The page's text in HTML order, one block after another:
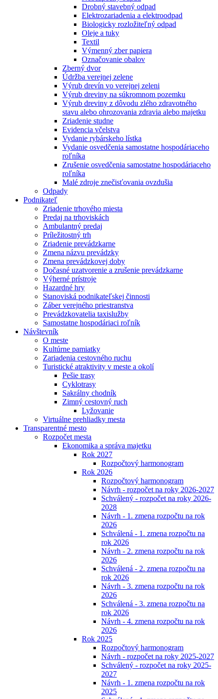
Drobný stavebný odpad
Elektrozariadenia a elektroodpad
Biologicky rozložiteľný odpad
Oleje a tuky
Textil
Výmenný zber papiera
Označovanie obalov
Zberný dvor
Údržba verejnej zelene
Výrub drevín vo verejnej zeleni
Výrub dreviny na súkromnom pozemku
Výrub dreviny z dôvodu zlého zdravotného
stavu alebo ohrozovania zdravia alebo majetku
Zriadenie studne
Evidencia včelstva
Vydanie rybárskeho lístka
Vydanie osvedčenia samostatne hospodáriaceho
roľníka
Zrušenie osvedčenia samostatne hospodáriaceho
roľníka
Malé zdroje znečisťovania ovzdušia
Odpady
Podnikateľ
Zriadenie trhového miesta
Predaj na trhoviskách
Ambulantný predaj
Príležitostný trh
Zriadenie prevádzkarne
Zmena názvu prevádzky
Zmena prevádzkovej doby
Dočasné uzatvorenie a zrušenie prevádzkarne
Výherné prístroje
Hazardné hry
Stanoviská podnikateľskej činnosti
Záber verejného priestranstva
Prevádzkovatelia taxislužby
Samostatne hospodáriaci roľník
Návštevník
O meste
Kultúrne pamiatky
Zariadenia cestovného ruchu
Turistické atraktivity v meste a okolí
Pešie trasy
Cyklotrasy
Sakrálny chodník
Zimný cestovný ruch
Lyžovanie
Virtuálne prehliadky mesta
Transparentné mesto
Rozpočet mesta
Ekonomika a správa majetku
Rok 2027
Rozpočtový harmonogram
Rok 2026
Rozpočtový harmonogram
Návrh - rozpočet na roky 2026-2027
Schválený - rozpočet na roky 2026-
2028
Návrh - 1. zmena rozpočtu na rok
2026
Schválená - 1. zmena rozpočtu na
rok 2026
Návrh - 2. zmena rozpočtu na rok
2026
Schválená - 2. zmena rozpočtu na
rok 2026
Návrh - 3. zmena rozpočtu na rok
2026
Schválená - 3. zmena rozpočtu na
rok 2026
Návrh - 4. zmena rozpočtu na rok
2026
Rok 2025
Rozpočtový harmonogram
Návrh - rozpočet na roky 2025-2027
Schválený - rozpočet na roky 2025-
2027
Návrh - 1. zmena rozpočtu na rok
2025